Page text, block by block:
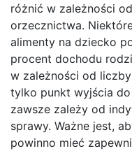
różnić w zależności
orzecznictwa.
alimenty na dziecko
procent dochodu
w zależności od
tylko punkt wyjścia
zawsze zależy od
sprawy. Ważne jest,
powinno mieć